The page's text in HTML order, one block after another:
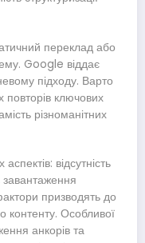
переклад або
Google віддає
підходу. Варто
ключових
різноманітних
відсутність
завантаження
призводять до
контенту. Особливої
анкорів та